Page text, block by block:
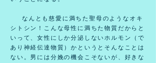
なんとも慈愛に満ちた聖母のようなオキ
シトシン！こんな母性に満ちた物質だからと
いって、女性にしか分泌しないホルモン（で
あり神経伝達物質）かというとそんなことは
ない。男には分娩の機会こそないが、好きな